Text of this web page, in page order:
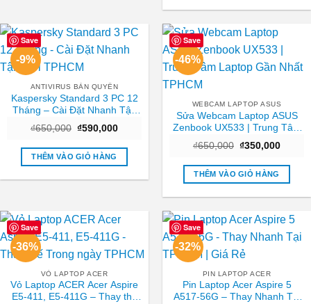
Save
-9%
ANTIVIRUS BẢN QUYỀN
Kaspersky Standard 3 PC 12
Tháng – Cài Đặt Nhanh Tận
₫650,000 Giá
là:
₫650,000.
₫590,000Giá
tại
₫590,000.
THÊM VÀO GIỎ HÀNG
Save
-46%
WEBCAM LAPTOP ASUS
Sửa Webcam Laptop ASUS
Zenbook UX533 | Trung Tâm
₫650,000 Giá
là:
₫650,000.
₫350,000Giá
tại
THÊM VÀO GIỎ HÀNG
Save
-36%
VỎ LAPTOP ACER
Vỏ Laptop ACER Acer Aspire
E5-411, E5-411G – Thay thế
Save
-32%
PIN LAPTOP ACER
Pin Laptop Acer Aspire 5
A517-56G – Thay Nhanh Tại